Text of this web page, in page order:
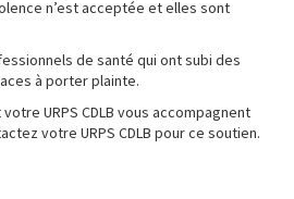
n’est acceptée et elles sont
de santé qui ont subi des
à porter plainte.
URPS CDLB vous accompagnent
votre URPS CDLB pour ce soutien.